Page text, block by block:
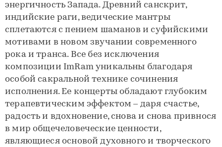
энергичность Запада. Древний санскрит,
индийские раги, ведические мантры
сплетаются с пением шаманов и суфийскими
мотивами в новом звучании современного
рока и транса. Все без исключения
композиции ImRam уникальны благодаря
особой сакральной технике сочинения
исполнения. Ее концерты обладают глубоким
терапевтическим эффектом – даря счастье,
радость и вдохновение, снова и снова привнося
в мир общечеловеческие ценности,
являющиеся основой духовного и творческого